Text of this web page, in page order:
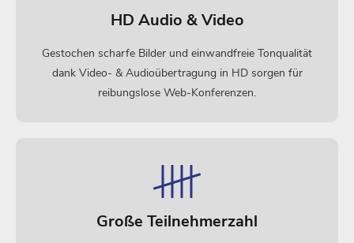
HD Audio & Video
Gestochen scharfe Bilder und einwandfreie Tonqualität
dank Video- & Audioübertragung in HD sorgen für
reibungslose Web-Konferenzen.
Große Teilnehmerzahl